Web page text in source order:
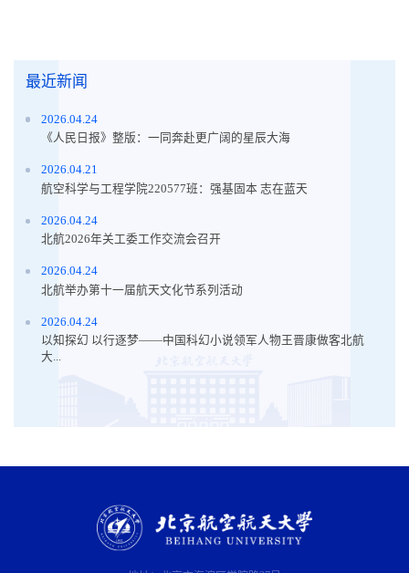
最近新闻
2026.04.24
《人民日报》整版：一同奔赴更广阔的星辰大海
2026.04.21
航空科学与工程学院220577班：强基固本 志在蓝天
2026.04.24
北航2026年关工委工作交流会召开
2026.04.24
北航举办第十一届航天文化节系列活动
2026.04.24
以知探幻 以行逐梦——中国科幻小说领军人物王晋康做客北航
大...